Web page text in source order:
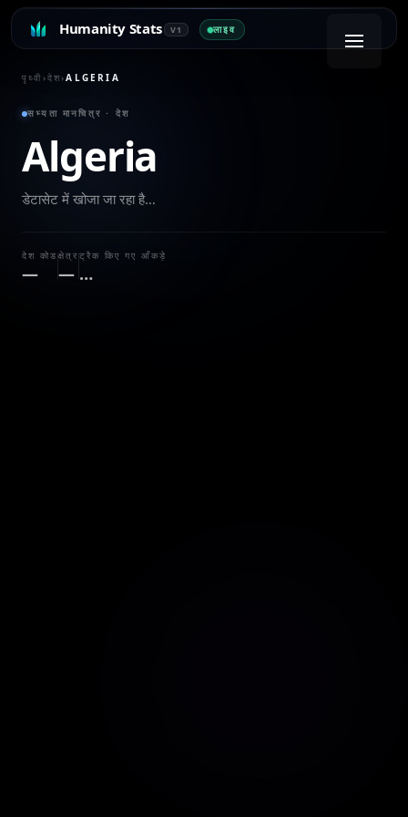
Humanity Stats V1 लाइव
पृथ्वी ›देश›ALGERIA
सभ्यता मानचित्र · देश
Algeria
डेटासेट में खोजा जा रहा है…
देश कोड
—
क्षेत्र
—
ट्रैक किए गए आँकड़े
…